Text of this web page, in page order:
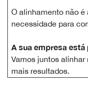
O alinhamento não
necessidade para
A sua empresa
Vamos juntos
mais resultados.